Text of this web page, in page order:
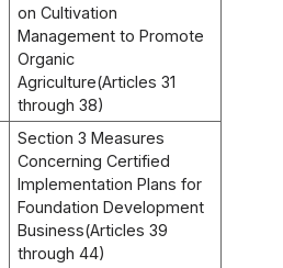
on Cultivation
Management to Promote
Organic
Agriculture(Articles 31
through 38)
Section 3 Measures
Concerning Certified
Implementation Plans for
Foundation Development
Business(Articles 39
through 44)